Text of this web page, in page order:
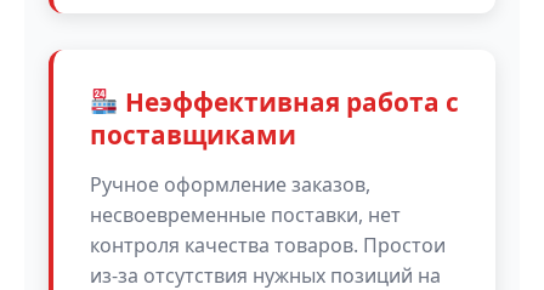
Неэффективная работа с
поставщиками
Ручное оформление заказов,
несвоевременные поставки, нет
контроля качества товаров. Простои
из-за отсутствия нужных позиций на